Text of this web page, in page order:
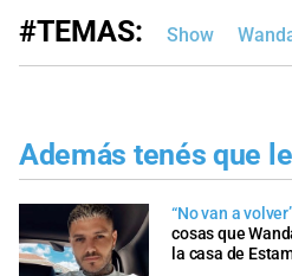
#TEMAS: Show
Además tenés que
“No van a
cosas que
la casa de